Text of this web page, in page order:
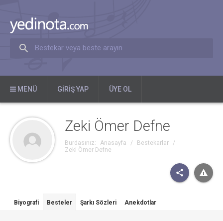
Bestekar veya beste arayın
MENÜ GIRIŞ YAP ÜYE OL
Zeki Ömer Defne
Burdasınız: Anasayfa / Bestekarlar
/
Zeki Ömer Defne
Biyografi Besteler Şarkı Sözleri Anekdotlar